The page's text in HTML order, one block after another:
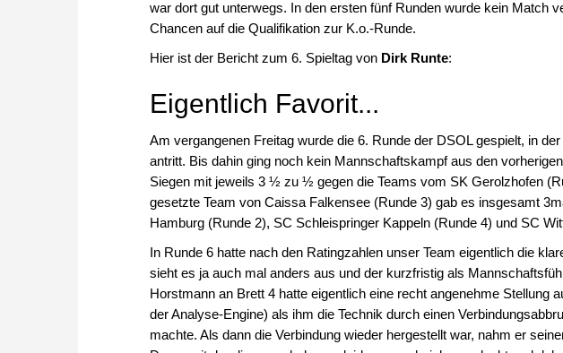
war dort gut unterwegs. In den ersten fünf Runden wurde kein Match
Chancen auf die Qualifikation zur K.o.-Runde.
Hier ist der Bericht zum 6. Spieltag von Dirk Runte:
Eigentlich Favorit...
Am vergangenen Freitag wurde die 6. Runde der DSOL gespielt, in
antritt. Bis dahin ging noch kein Mannschaftskampf aus den
Siegen mit jeweils 3 ½ zu ½ gegen die Teams vom SK Gerolzhofen
gesetzte Team von Caissa Falkensee (Runde 3) gab es insgesamt
Hamburg (Runde 2), SC Schleispringer Kappeln (Runde 4) und SC
In Runde 6 hatte nach den Ratingzahlen unser Team eigentlich die
sieht es ja auch mal anders aus und der kurzfristig als
Horstmann an Brett 4 hatte eigentlich eine recht angenehme Stellung
der Analyse-Engine) als ihm die Technik durch einen
machte. Als dann die Verbindung wieder hergestellt war, nahm er